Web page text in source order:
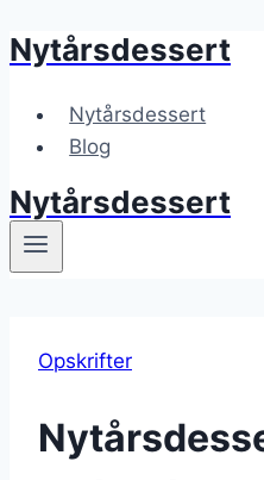
Fortsæt
indhold
Nytårsdessert
Nytårsdessert
Blog
Nytårsdessert
Opskrifter